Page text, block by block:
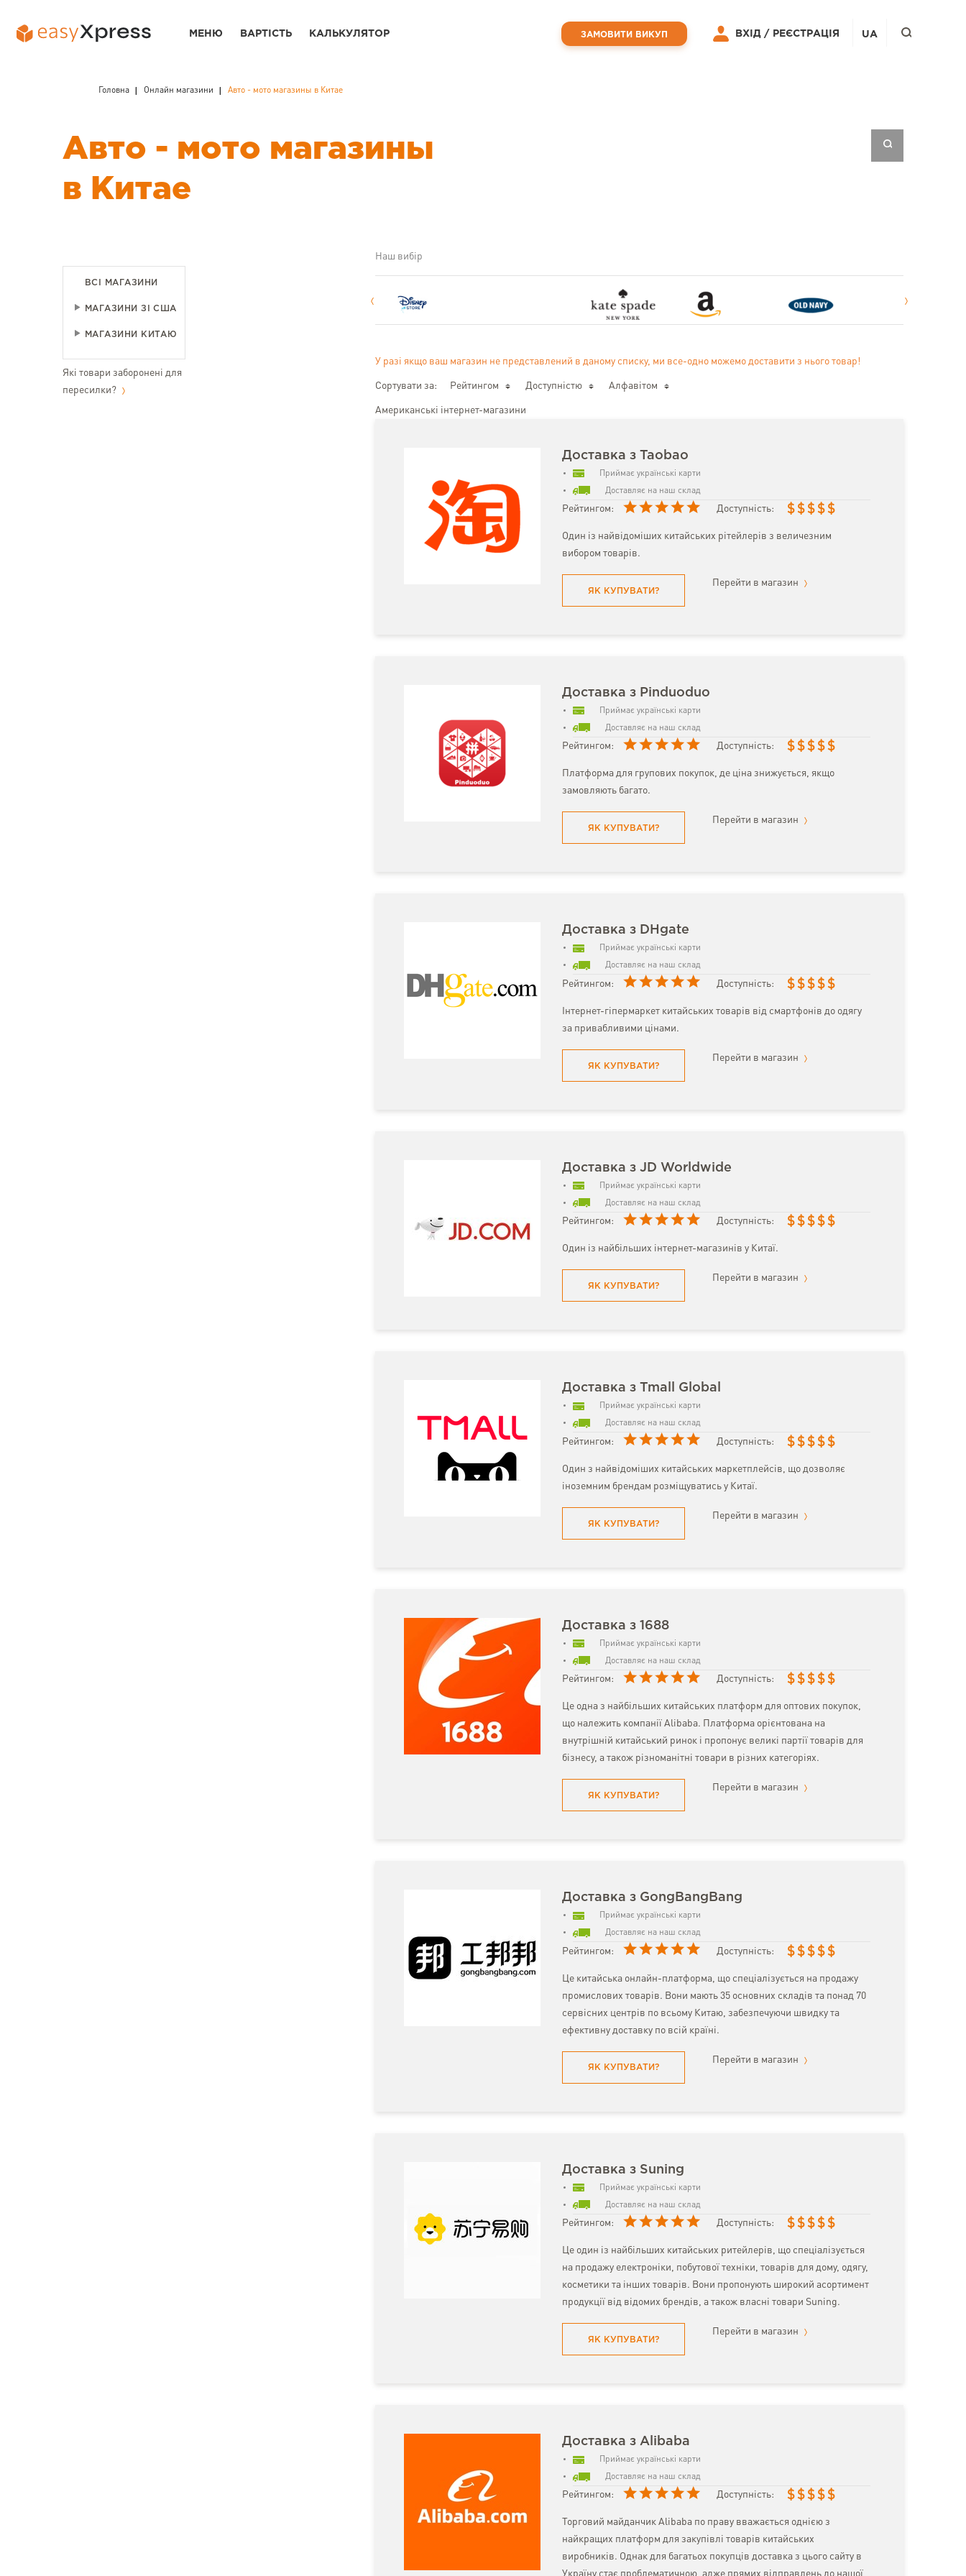
Авто - мото магазины
в Китае
Головна Онлайн магазини Авто - мото магазины в Китае
ВСІ МАГАЗИНИ
МАГАЗИНИ ЗІ США
МАГАЗИНИ КИТАЮ
Які товари заборонені для
пересилки?
Наш вибір
У разі якщо ваш магазин не представлений в даному списку, ми все-одно можемо доставити з нього товар!
Сортувати за: Рейтингом Доступністю Алфавітом
Американські інтернет-магазини
Доставка з Taobao
Приймає українські карти
Доставляє на наш склад
Рейтингом: Доступність: $ $ $ $ $
Один із найвідоміших китайських рітейлерів з величезним
вибором товарів.
ЯК КУПУВАТИ?
Перейти в магазин
Доставка з Pinduoduo
Приймає українські карти
Доставляє на наш склад
Рейтингом: Доступність: $ $ $ $ $
Платформа для групових покупок, де ціна знижується, якщо
замовляють багато.
ЯК КУПУВАТИ?
Перейти в магазин
Доставка з DHgate
Приймає українські карти
Доставляє на наш склад
Рейтингом: Доступність: $ $ $ $ $
Інтернет-гіпермаркет китайських товарів від смартфонів до одягу
за привабливими цінами.
ЯК КУПУВАТИ?
Перейти в магазин
Доставка з JD Worldwide
Приймає українські карти
Доставляє на наш склад
Рейтингом: Доступність: $ $ $ $ $
Один із найбільших інтернет-магазинів у Китаї.
ЯК КУПУВАТИ?
Перейти в магазин
Доставка з Tmall Global
Приймає українські карти
Доставляє на наш склад
Рейтингом: Доступність: $ $ $ $ $
Один з найвідоміших китайських маркетплейсів, що дозволяє
іноземним брендам розміщуватись у Китаї.
ЯК КУПУВАТИ?
Перейти в магазин
Доставка з 1688
Приймає українські карти
Доставляє на наш склад
Рейтингом: Доступність: $ $ $ $ $
Це одна з найбільших китайських платформ для оптових покупок,
що належить компанії Alibaba. Платформа орієнтована на
внутрішній китайський ринок і пропонує великі партії товарів для
бізнесу, а також різноманітні товари в різних категоріях.
ЯК КУПУВАТИ?
Перейти в магазин
Доставка з GongBangBang
Приймає українські карти
Доставляє на наш склад
Рейтингом: Доступність: $ $ $ $ $
Це китайська онлайн-платформа, що спеціалізується на продажу
промислових товарів. Вони мають 35 основних складів та понад 70
сервісних центрів по всьому Китаю, забезпечуючи швидку та
ефективну доставку по всій країні.
ЯК КУПУВАТИ?
Перейти в магазин
Доставка з Suning
Приймає українські карти
Доставляє на наш склад
Рейтингом: Доступність: $ $ $ $ $
Це один із найбільших китайських ритейлерів, що спеціалізується
на продажу електроніки, побутової техніки, товарів для дому, одягу,
косметики та інших товарів. Вони пропонують широкий асортимент
продукції від відомих брендів, а також власні товари Suning.
ЯК КУПУВАТИ?
Перейти в магазин
Доставка з Alibaba
Приймає українські карти
Доставляє на наш склад
Рейтингом: Доступність: $ $ $ $ $
Торговий майданчик Alibaba по праву вважається однією з
найкращих платформ для закупівлі товарів китайських
виробників. Однак для багатьох покупців доставка з цього сайту в
МЕНЮ ВАРТІСТЬ КАЛЬКУЛЯТОР ЗАМОВИТИ ВИКУП ВХІД / РЕЄСТРАЦІЯ UA